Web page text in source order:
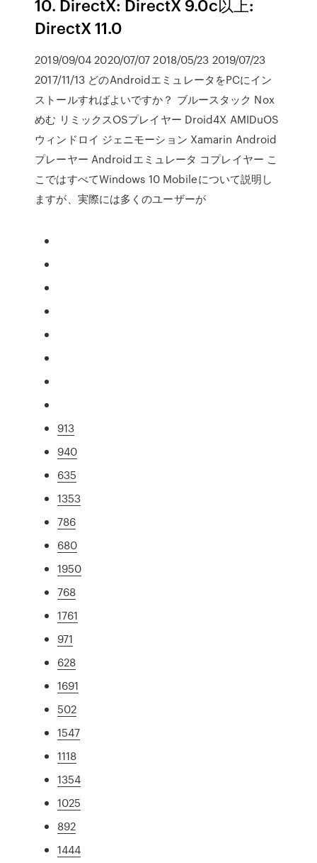
10. DirectX: DirectX 9.0c以上:
DirectX 11.0
2019/09/04 2020/07/07 2018/05/23 2019/07/23
2017/11/13 どのAndroidエミュレータをPCにイン
ストールすればよいですか？ ブルースタック Nox
めむ リミックスOSプレイヤー Droid4X AMIDuOS
ウィンドロイ ジェニモーション Xamarin Android
プレーヤー Androidエミュレータ コプレイヤー こ
こではすべてWindows 10 Mobileについて説明し
ますが、実際には多くのユーザーが
913
940
635
1353
786
680
1950
768
1761
971
628
1691
502
1547
1118
1354
1025
892
1444